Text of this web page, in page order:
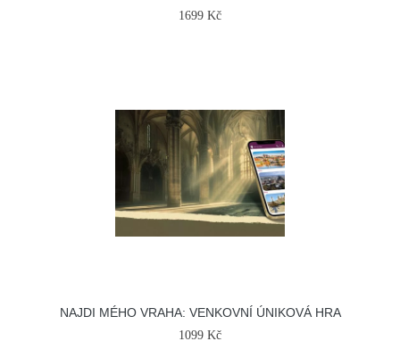
1699 Kč
NAJDI MÉHO VRAHA: VENKOVNÍ ÚNIKOVÁ HRA
1099 Kč